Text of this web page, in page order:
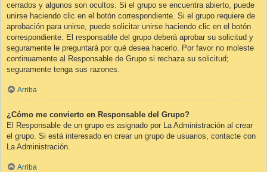
cerrados y algunos son ocultos. Si el grupo se encuentra abierto, puede
unirse haciendo clic en el botón correspondiente. Si el grupo requiere de
aprobación para unirse, puede solicitar unirse haciendo clic en el botón
correspondiente. El responsable del grupo deberá aprobar su solicitud y
seguramente le preguntará por qué desea hacerlo. Por favor no moleste
continuamente al Responsable de Grupo si rechaza su solicitud;
seguramente tenga sus razones.
Arriba
¿Cómo me convierto en Responsable del Grupo?
El Responsable de un grupo es asignado por La Administración al crear
el grupo. Si está interesado en crear un grupo de usuarios, contacte con
La Administración.
Arriba